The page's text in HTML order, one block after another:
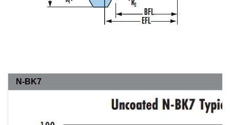
N-BK7